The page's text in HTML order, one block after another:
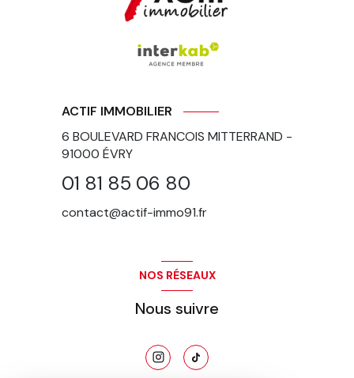
ACTIF IMMOBILIER
6 BOULEVARD FRANCOIS MITTERRAND -
91000 ÉVRY
01 81 85 06 80
contact@actif-immo91.fr
NOS RÉSEAUX
Nous suivre